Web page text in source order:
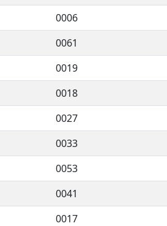
0006
0061
0019
0018
0027
0033
0053
0041
0017